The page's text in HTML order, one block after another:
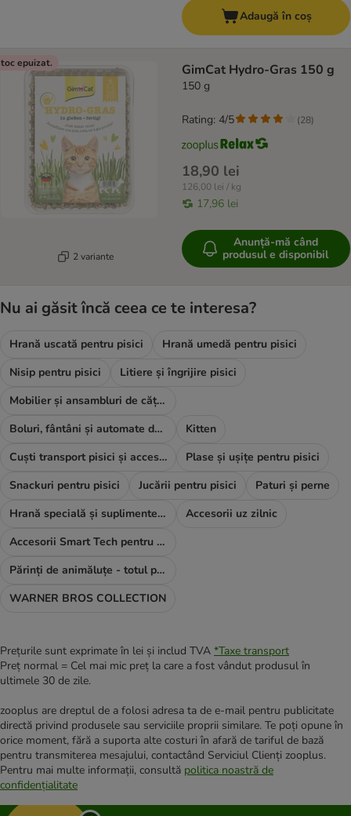
Adaugă în coș
epuizat.
2 variante
GimCat Hydro-Gras 150 g
150 g
18,90 lei
126,00 lei / kg
17,96 lei
Rating: 4/5 (28)
Anunță-mă când
produsul e disponibil
Nu ai găsit încă ceea ce te interesa?
Hrană uscată pentru pisici
Hrană umedă pentru pisici
Nisip pentru pisici
Litiere și îngrijire pisici
Mobilier și ansambluri de cățărat
Boluri, fântâni și automate de hrană
Kitten
Cuști transport pisici și accesorii
Plase și ușițe pentru pisici
Snackuri pentru pisici
Jucării pentru pisici
Paturi și perne
Hrană specială și suplimente alimentare
Accesorii uz zilnic
Accesorii Smart Tech pentru pisici
Părinți de animăluțe - totul pentru TINE
WARNER BROS COLLECTION
Prețurile sunt exprimate în lei și includ TVA *Taxe transport
Preț normal = Cel mai mic preț la care a fost vândut produsul în
ultimele 30 de zile.
zooplus are dreptul de a folosi adresa ta de e-mail pentru publicitate
directă privind produsele sau serviciile proprii similare. Te poți opune în
orice moment, fără a suporta alte costuri în afară de tariful de bază
pentru transmiterea mesajului, contactând Serviciul Clienți zooplus.
Pentru mai multe informații, consultă politica noastră de
confidențialitate